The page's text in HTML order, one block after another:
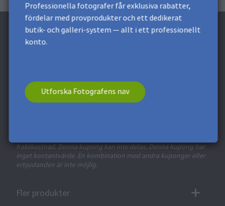
Professionella fotografer får exklusiva rabatter,
fördelar med provprodukter och ett dedikerat
butik- och galleri-system — allt i ett professionellt
konto.
Utforska Fotografens nav
rabatt på 60 kr* *
Få exklusiva rabatter och designtips. Genom att registrera
fraktkostnad. Denna kupong kan inte delas. Denna kupong har
inget kontantvärde. En kombination med andra kuponger eller
erbjudanden är inte möjlig.
Fler produkter